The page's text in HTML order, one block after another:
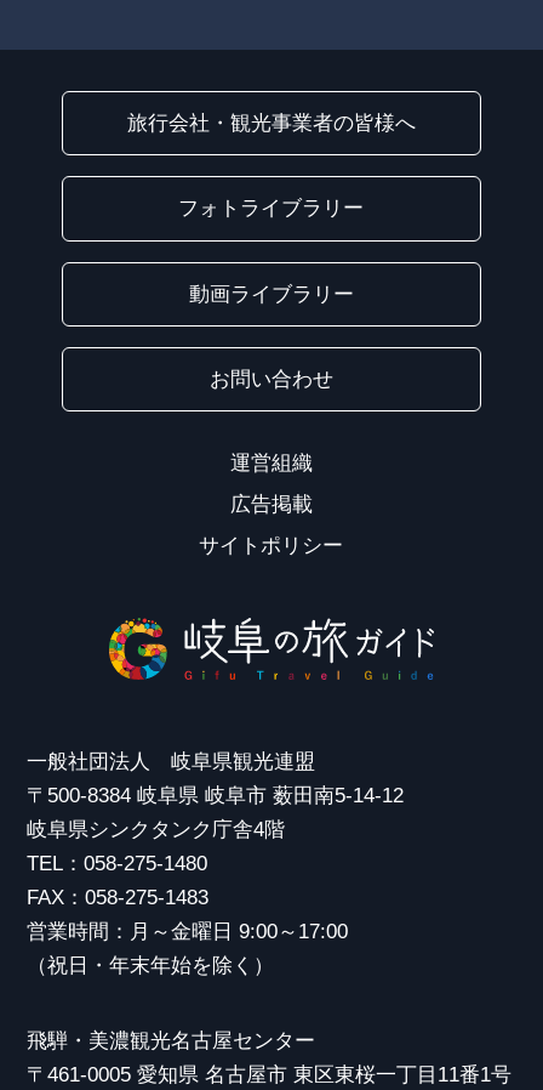
旅行会社・観光事業者の皆様へ
フォトライブラリー
動画ライブラリー
お問い合わせ
運営組織
広告掲載
サイトポリシー
一般社団法人 岐阜県観光連盟
〒500-8384 岐阜県 岐阜市 薮田南5-14-12
岐阜県シンクタンク庁舎4階
TEL：058-275-1480
FAX：058-275-1483
営業時間：月～金曜日 9:00～17:00
（祝日・年末年始を除く）
飛騨・美濃観光名古屋センター
〒461-0005 愛知県 名古屋市 東区東桜一丁目11番1号